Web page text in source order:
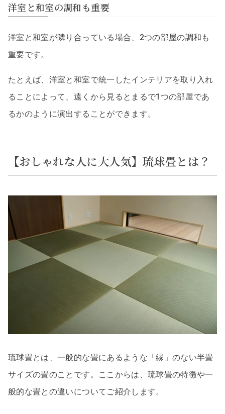
洋室と和室の調和も重要
洋室と和室が隣り合っている場合、2つの部屋の調和も
重要です。
たとえば、洋室と和室で統一したインテリアを取り入れ
ることによって、遠くから見るとまるで1つの部屋であ
るかのように演出することができます。
【おしゃれな人に大人気】琉球畳とは？
琉球畳とは、一般的な畳にあるような「縁」のない半畳
サイズの畳のことです。ここからは、琉球畳の特徴や一
般的な畳との違いについてご紹介します。